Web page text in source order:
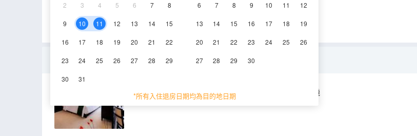
2 3 4 5 6 7 8
9 10 11 12 13 14 15
16 17 18 19 20 21 22
23 24 25 26 27 28 29
30 31
6 7 8 9 10 11 12
13 14 15 16 17 18 19
20 21 22 23 24 25 26
27 28 29 30
*所有入住退房日期均為目的地日期
行政觀景套房（汗蒸房+深睡記憶枕）
120㎡ 6-7層 空調 電視機